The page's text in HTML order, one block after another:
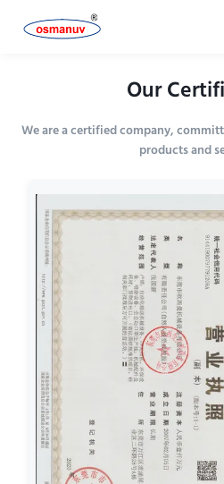
Our
We are a certified company,
products and